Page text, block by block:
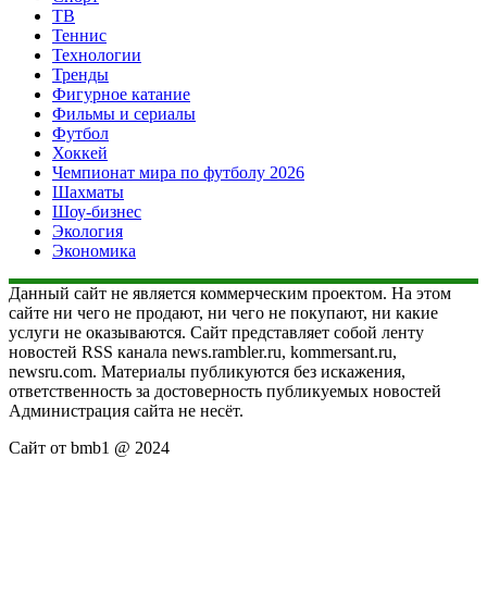
ТВ
Теннис
Технологии
Тренды
Фигурное катание
Фильмы и сериалы
Футбол
Хоккей
Чемпионат мира по футболу 2026
Шахматы
Шоу-бизнес
Экология
Экономика
Данный сайт не является коммерческим проектом. На этом
сайте ни чего не продают, ни чего не покупают, ни какие
услуги не оказываются. Сайт представляет собой ленту
новостей RSS канала news.rambler.ru, kommersant.ru,
newsru.com. Материалы публикуются без искажения,
ответственность за достоверность публикуемых новостей
Администрация сайта не несёт.
Сайт от bmb1 @ 2024